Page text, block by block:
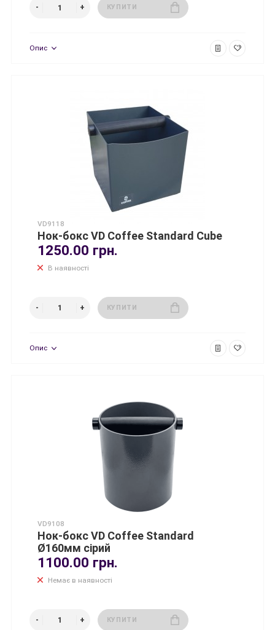
КУПИТИ
Опис
VD9118
Нок-бокс VD Coffee Standard Cube
1250.00 грн.
В наявності
КУПИТИ
Опис
VD9108
Нок-бокс VD Coffee Standard
Ø160мм сірий
1100.00 грн.
Немає в наявності
КУПИТИ